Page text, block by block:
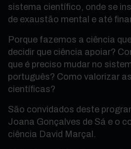
sistema científico, onde se
de exaustão mental e até
Porque fazemos a ciência
decidir que ciência apoiar?
que é preciso mudar no
português? Como valorizar
científicas?
São convidados deste
Joana Gonçalves de Sá e o
ciência David Marçal.